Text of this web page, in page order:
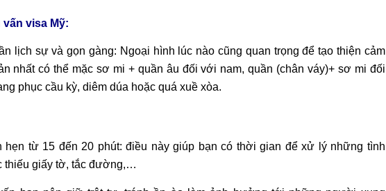
visa Mỹ:
lịch sự và gọn gàng: Ngoại hình lúc nào cũng quan trọng để tạo thiện cảm
nhất có thể mặc sơ mi + quần âu đối với nam, quần (chân váy)+ sơ mi đối
phục cầu kỳ, diêm dúa hoặc quá xuề xòa.
hẹn từ 15 đến 20 phút: điều này giúp bạn có thời gian để xử lý những tình
thiếu giấy tờ, tắc đường,…